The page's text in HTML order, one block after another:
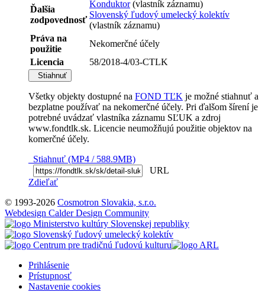
Ďalšia
zodpovednosť
Konduktor(vlastník záznamu)
Slovenský ľudový umelecký kolektív
(vlastník záznamu)
Práva na
použitie
Nekomerčné účely
Licencia
58/2018-4/03-CTLK
Stiahnuť
Všetky objekty dostupné na FOND TĽK je možné stiahnuť a
bezplatne používať na nekomerčné účely. Pri ďalšom šírení je
potrebné uvádzať vlastníka záznamu SĽUK a zdroj
www.fondtlk.sk. Licencie neumožňujú použitie objektov na
komerčné účely.
Stiahnuť (MP4 / 588.9MB)
URL
Zdieľať
© 1993-2026 Cosmotron Slovakia, s.r.o.
Webdesign Calder Design Community
Prihlásenie
Prístupnosť
Nastavenie cookies